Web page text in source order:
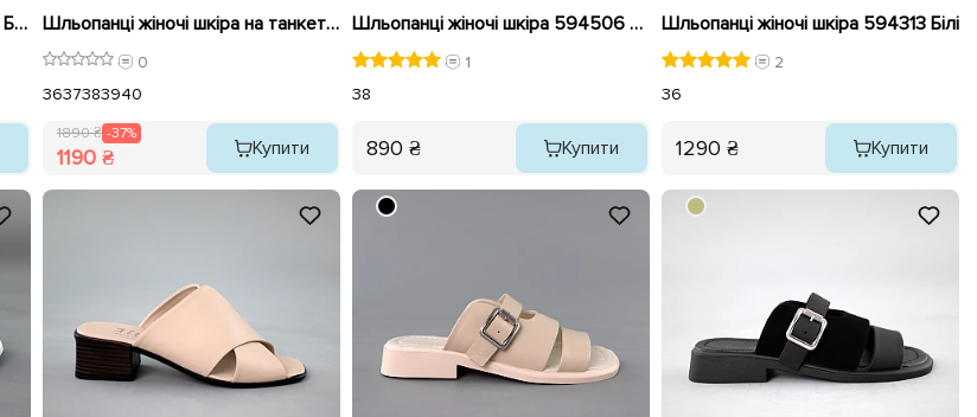
Шльопанці жіночі шкіра 595421 Бежеві розпродаж Шльопанці жіночі шкіра на танкетці 595419 Чорні розпродаж
0
3637383940
1890 ₴ -37%
1190 ₴ Купити
Шльопанці жіночі шкіра 594506 Чорні
1
38
890 ₴ Купити
Шльопанці жіночі шкіра 594313 Білі
2
36
1290 ₴ Купити